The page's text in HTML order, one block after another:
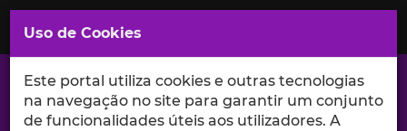
Saltar
para
Conteúdo
Principal
Uso de Cookies
Este portal utiliza cookies e outras tecnologias
na navegação no site para garantir um conjunto
de funcionalidades úteis aos utilizadores. A